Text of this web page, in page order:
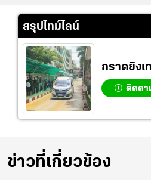
สรุปไทม์ไลน์
กราดยิง
ติดตา
ข่าวที่เกี่ยวข้อง